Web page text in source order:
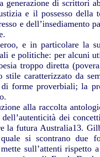
generazione di scrittori
e il possesso della
e dell’insediamento
e in particolare la
e politiche: per alcuni
troppo diretta
stile caratterizzato da
forme proverbiali; la
alla raccolta
dell’autenticità dei
la futura Australia13.
si scontrano due
sull’attenti rispetto